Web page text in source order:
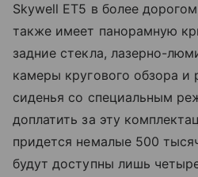
Skywell ET5 в более
также имеет панорамную
задние стекла, лазерно-
камеры кругового обзора и
сиденья со специальным
доплатить за эту
придется немалые 500
будут доступны лишь